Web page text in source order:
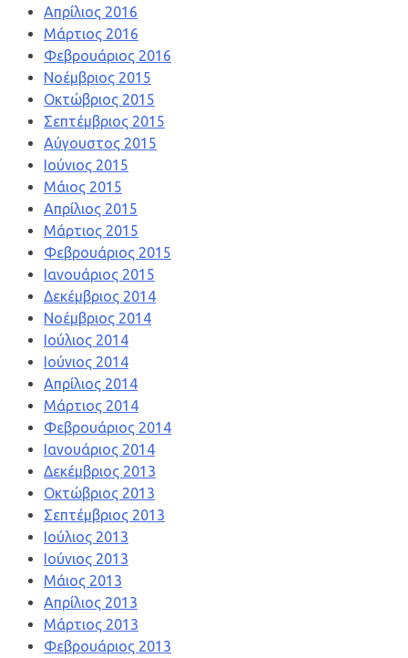
Απρίλιος 2016
Μάρτιος 2016
Φεβρουάριος 2016
Νοέμβριος 2015
Οκτώβριος 2015
Σεπτέμβριος 2015
Αύγουστος 2015
Ιούνιος 2015
Μάιος 2015
Απρίλιος 2015
Μάρτιος 2015
Φεβρουάριος 2015
Ιανουάριος 2015
Δεκέμβριος 2014
Νοέμβριος 2014
Ιούλιος 2014
Ιούνιος 2014
Απρίλιος 2014
Μάρτιος 2014
Φεβρουάριος 2014
Ιανουάριος 2014
Δεκέμβριος 2013
Οκτώβριος 2013
Σεπτέμβριος 2013
Ιούλιος 2013
Ιούνιος 2013
Μάιος 2013
Απρίλιος 2013
Μάρτιος 2013
Φεβρουάριος 2013